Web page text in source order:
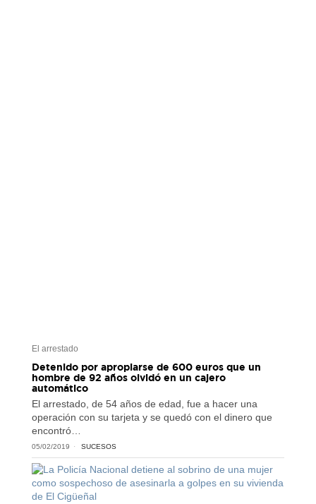
El arrestado
Detenido por apropiarse de 600 euros que un
hombre de 92 años olvidó en un cajero
automático
El arrestado, de 54 años de edad, fue a hacer una
operación con su tarjeta y se quedó con el dinero que
encontró…
05/02/2019 SUCESOS